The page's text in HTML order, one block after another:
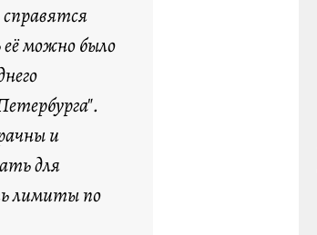
справятся
можно было
и
для
лимиты по